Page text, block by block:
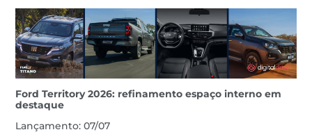
Ford Territory 2026: refinamento espaço interno em
destaque
Lançamento: 07/07